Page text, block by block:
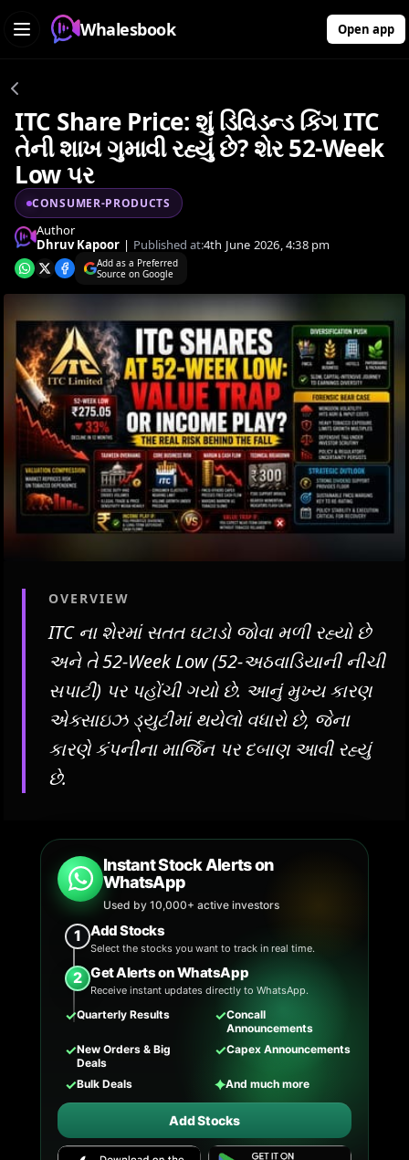
Whalesbook Open app
ITC Share Price: શું ડિવિડન્ડ કિંગ ITC
તેની શાખ ગુમાવી રહ્યું છે? શેર 52-Week
Low પર
CONSUMER-PRODUCTS
Author
Dhruv Kapoor | Published at:4th June 2026, 4:38 pm
Add as a Preferred
Source on Google
OVERVIEW
ITC ના શેરમાં સતત ઘટાડો જોવા મળી રહ્યો છે
અને તે 52-Week Low (52-અઠવાડિયાની નીચી
સપાટી) પર પહોંચી ગયો છે. આનું મુખ્ય કારણ
એક્સાઇઝ ડ્યુટીમાં થયેલો વધારો છે, જેના
કારણે કંપનીના માર્જિન પર દબાણ આવી રહ્યું
છે.
Instant Stock Alerts on
WhatsApp
Used by 10,000+ active investors
1 Add Stocks
Select the stocks you want to track in real time.
2 Get Alerts on WhatsApp
Receive instant updates directly to WhatsApp.
✓Quarterly Results ✓Concall
Announcements
✓New Orders & Big
Deals
✓Capex Announcements
✓Bulk Deals ✦And much more
Add Stocks